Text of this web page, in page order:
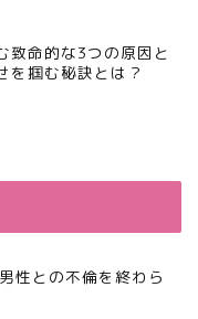
致命的な3つの原因と
を掴む秘訣とは？
性との不倫を終わら